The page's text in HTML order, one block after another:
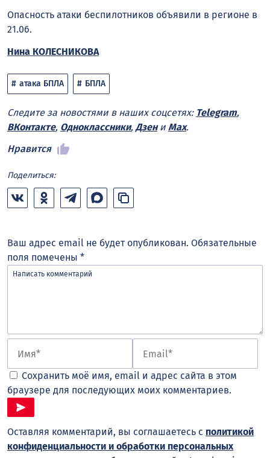
Опасность атаки беспилотников объявили в регионе в
21.06.
Нина КОЛЕСНИКОВА
атака БПЛА БПЛА
Следите за новостями в наших соцсетях: Telegram,
ВКонтакте, Одноклассники, Дзени Max.
Нравится
Поделиться:
Ваш адрес email не будет опубликован. Обязательные
поля помечены *
Сохранить моё имя, email и адрес сайта в этом
браузере для последующих моих комментариев.
Оставляя комментарий, вы соглашаетесь с политикой
конфиденциальности и обработки персональных